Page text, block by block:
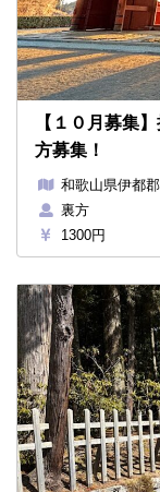
【１０月募集
方募集！
和歌山県伊都郡
裏方
1300円